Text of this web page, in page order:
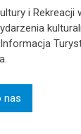
i Rekreacji
nas